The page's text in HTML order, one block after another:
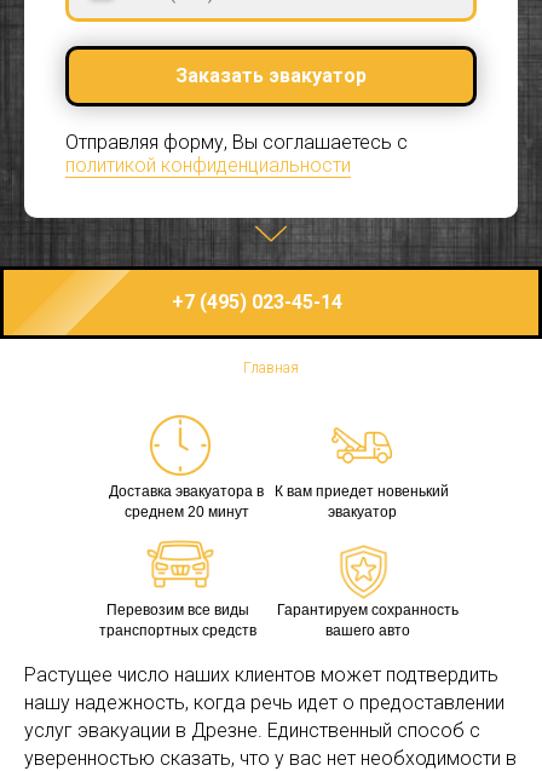
Заказать эвакуатор
Отправляя форму, Вы соглашаетесь с
политикой конфиденциальности
+7 (495) 023-45-14
Главная
Доставка эвакуатора в
среднем 20 минут
Гарантируем сохранность
вашего авто
К вам приедет новенький
эвакуатор
Перевозим все виды
транспортных средств
Растущее число наших клиентов может подтвердить
нашу надежность, когда речь идет о предоставлении
услуг эвакуации в Дрезне. Единственный способ с
уверенностью сказать, что у вас нет необходимости в